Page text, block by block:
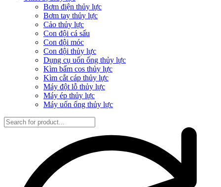
Bơm điện thủy lực
Bơm tay thủy lực
Cảo thủy lực
Con đội cá sấu
Con đội móc
Con đội thủy lực
Dụng cụ uốn ống thủy lực
Kìm bấm cos thủy lực
Kìm cắt cáp thủy lực
Máy đột lỗ thủy lực
Máy ép thủy lực
Máy uốn ống thủy lực